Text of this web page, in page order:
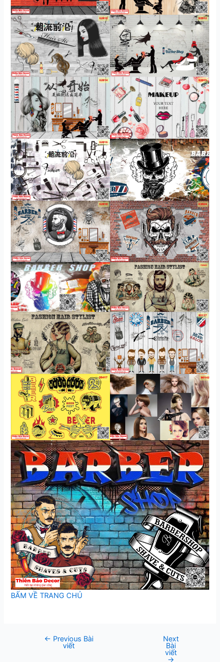
BẤM VỀ TRANG CHỦ
← Previous Bài
viết
Next
Bài
viết
→